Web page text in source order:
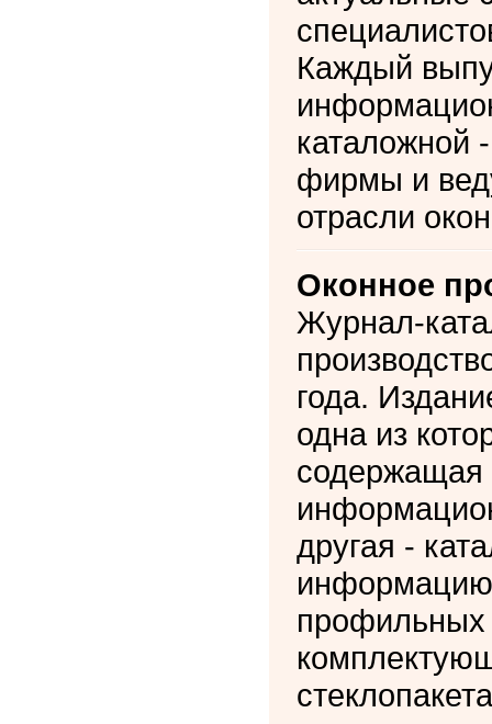
Каждый
каталожной
фирмы и
отрасли
Оконное
Журнал-
года.
одна из
содержащая
другая -
профильных